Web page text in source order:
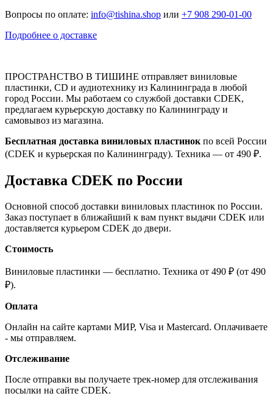
Вопросы по оплате: info@tishina.shop или +7 908 290-01-00
Подробнее о доставке
ПРОСТРАНСТВО В ТИШИНЕ отправляет виниловые
пластинки, CD и аудиотехнику из Калининграда в любой
город России. Мы работаем со службой доставки CDEK,
предлагаем курьерскую доставку по Калининграду и
самовывоз из магазина.
Бесплатная доставка виниловых пластинок по всей России
(CDEK и курьерская по Калининграду). Техника — от 490 ₽.
Доставка CDEK по России
Основной способ доставки виниловых пластинок по России.
Заказ поступает в ближайший к вам пункт выдачи CDEK или
доставляется курьером CDEK до двери.
Стоимость
Виниловые пластинки — бесплатно. Техника от 490 ₽ (от 490
₽).
Оплата
Онлайн на сайте картами МИР, Visa и Mastercard. Оплачиваете
- мы отправляем.
Отслеживание
После отправки вы получаете трек-номер для отслеживания
посылки на сайте CDEK.